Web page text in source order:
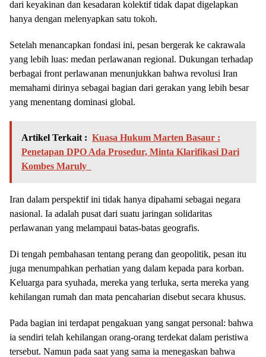
dari keyakinan dan kesadaran kolektif tidak dapat digelapkan
hanya dengan melenyapkan satu tokoh.
Setelah menancapkan fondasi ini, pesan bergerak ke cakrawala
yang lebih luas: medan perlawanan regional. Dukungan terhadap
berbagai front perlawanan menunjukkan bahwa revolusi Iran
memahami dirinya sebagai bagian dari gerakan yang lebih besar
yang menentang dominasi global.
Artikel Terkait : Kuasa Hukum Marten Basaur :
Penetapan DPO Ada Prosedur, Minta Klarifikasi Dari
Kombes Maruly
Iran dalam perspektif ini tidak hanya dipahami sebagai negara
nasional. Ia adalah pusat dari suatu jaringan solidaritas
perlawanan yang melampaui batas-batas geografis.
Di tengah pembahasan tentang perang dan geopolitik, pesan itu
juga menumpahkan perhatian yang dalam kepada para korban.
Keluarga para syuhada, mereka yang terluka, serta mereka yang
kehilangan rumah dan mata pencaharian disebut secara khusus.
Pada bagian ini terdapat pengakuan yang sangat personal: bahwa
ia sendiri telah kehilangan orang-orang terdekat dalam peristiwa
tersebut. Namun pada saat yang sama ia menegaskan bahwa